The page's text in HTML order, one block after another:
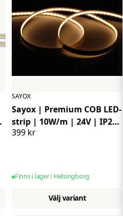
SAYOX
Sayox | Premium COB LED-
strip | 10W/m | 24V | IP20
| Dimbar | 480 lysdioder
399 kr
Finns i lager i Helsingborg
Välj variant